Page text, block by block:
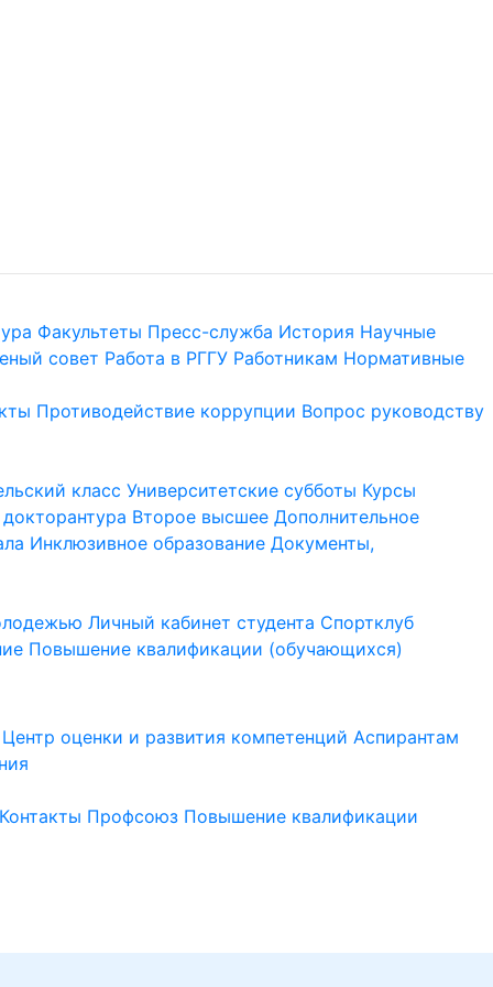
Факультеты Пресс-служба История Научные
совет Работа в РГГУ Работникам Нормативные
Противодействие коррупции Вопрос руководству
класс Университетские субботы Курсы
Второе высшее Дополнительное
Инклюзивное образование Документы,
Личный кабинет студента Спортклуб
Повышение квалификации (обучающихся)
Центр оценки и развития компетенций Аспирантам
Контакты Профсоюз Повышение квалификации